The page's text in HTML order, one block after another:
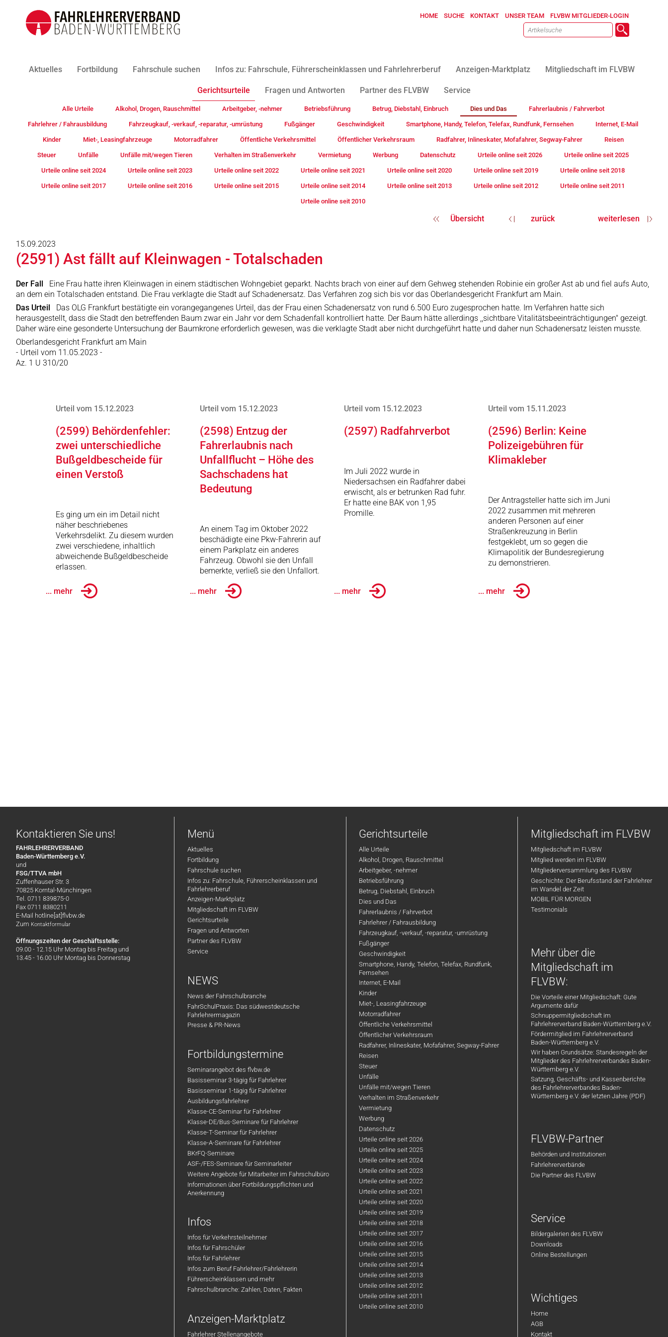
HOME SUCHE KONTAKT UNSER TEAM FLVBW MITGLIEDER-LOGIN
Aktuelles Fortbildung Fahrschule suchen Infos zu: Fahrschule, Führerscheinklassen und Fahrlehrerberuf Anzeigen-Marktplatz Mitgliedschaft im FLVBW
Gerichtsurteile Fragen und Antworten Partner des FLVBW Service
Alle Urteile Alkohol, Drogen, Rauschmittel Arbeitgeber, -nehmer Betriebsführung Betrug, Diebstahl, Einbruch Dies und Das Fahrerlaubnis / Fahrverbot
Fahrlehrer / Fahrausbildung Fahrzeugkauf, -verkauf, -reparatur, -umrüstung Fußgänger Geschwindigkeit Smartphone, Handy, Telefon, Telefax, Rundfunk, Fernsehen Internet, E-Mail
Kinder Miet-, Leasingfahrzeuge Motorradfahrer Öffentliche Verkehrsmittel Öffentlicher Verkehrsraum Radfahrer, Inlineskater, Mofafahrer, Segway-Fahrer Reisen
Steuer Unfälle Unfälle mit/wegen Tieren Verhalten im Straßenverkehr Vermietung Werbung Datenschutz Urteile online seit 2026 Urteile online seit 2025
Urteile online seit 2024 Urteile online seit 2023 Urteile online seit 2022 Urteile online seit 2021 Urteile online seit 2020 Urteile online seit 2019 Urteile online seit 2018
Urteile online seit 2017 Urteile online seit 2016 Urteile online seit 2015 Urteile online seit 2014 Urteile online seit 2013 Urteile online seit 2012 Urteile online seit 2011
Urteile online seit 2010
Übersicht zurück weiterlesen
15.09.2023
(2591) Ast fällt auf Kleinwagen - Totalschaden
Der Fall
Eine Frau hatte ihren Kleinwagen in einem städtischen Wohngebiet geparkt. Nachts brach von einer auf dem Gehweg stehenden Robinie ein großer Ast ab und fiel aufs Auto,
an dem ein Totalschaden entstand. Die Frau verklagte die Stadt auf Schadenersatz. Das Verfahren zog sich bis vor das Oberlandesgericht Frankfurt am Main.
Das Urteil
Das OLG Frankfurt bestätigte ein vorangegangenes Urteil, das der Frau einen Schadenersatz von rund 6.500 Euro zugesprochen hatte. Im Verfahren hatte sich
herausgestellt, dass die Stadt den betreffenden Baum zwar ein Jahr vor dem Schadenfall kontrolliert hatte. Der Baum hätte allerdings ,,sichtbare Vitalitätsbeeinträchtigungen" gezeigt.
Daher wäre eine gesonderte Untersuchung der Baumkrone erforderlich gewesen, was die verklagte Stadt aber nicht durchgeführt hatte und daher nun Schadenersatz leisten musste.
Oberlandesgericht Frankfurt am Main
- Urteil vom 11.05.2023 -
Az. 1 U 310/20
Urteil vom 15.12.2023
(2599) Behördenfehler:
zwei unterschiedliche
Bußgeldbescheide für
einen Verstoß
Es ging um ein im Detail nicht
näher beschriebenes
Verkehrsdelikt. Zu diesem wurden
zwei verschiedene, inhaltlich
abweichende Bußgeldbescheide
erlassen.
... mehr
Urteil vom 15.12.2023
(2598) Entzug der
Fahrerlaubnis nach
Unfallflucht – Höhe des
Sachschadens hat
Bedeutung
An einem Tag im Oktober 2022
beschädigte eine Pkw-Fahrerin auf
einem Parkplatz ein anderes
Fahrzeug. Obwohl sie den Unfall
bemerkte, verließ sie den Unfallort.
... mehr
Urteil vom 15.12.2023
(2597) Radfahrverbot
Im Juli 2022 wurde in
Niedersachsen ein Radfahrer dabei
erwischt, als er betrunken Rad fuhr.
Er hatte eine BAK von 1,95
Promille.
... mehr
Urteil vom 15.11.2023
(2596) Berlin: Keine
Polizeigebühren für
Klimakleber
Der Antragsteller hatte sich im Juni
2022 zusammen mit mehreren
anderen Personen auf einer
Straßenkreuzung in Berlin
festgeklebt, um so gegen die
Klimapolitik der Bundesregierung
zu demonstrieren.
... mehr
Kontaktieren Sie uns!
FAHRLEHRERVERBAND
Baden-Württemberg e.V.
und
FSG/TTVA mbH
Zuffenhauser Str. 3
70825 Korntal-Münchingen
Tel. 0711 839875-0
Fax 0711 8380211
E-Mail hotline[at]flvbw.de
Zum Kontaktformular
Öffnungszeiten der Geschäftsstelle:
09.00 - 12.15 Uhr Montag bis Freitag und
13.45 - 16.00 Uhr Montag bis Donnerstag
Menü
Aktuelles
Fortbildung
Fahrschule suchen
Infos zu: Fahrschule, Führerscheinklassen und
Fahrlehrerberuf
Anzeigen-Marktplatz
Mitgliedschaft im FLVBW
Gerichtsurteile
Fragen und Antworten
Partner des FLVBW
Service
NEWS
News der Fahrschulbranche
FahrSchulPraxis: Das südwestdeutsche
Fahrlehrermagazin
Presse & PR-News
Fortbildungstermine
Seminarangebot des flvbw.de
Basisseminar 3-tägig für Fahrlehrer
Basisseminar 1-tägig für Fahrlehrer
Ausbildungsfahrlehrer
Klasse-CE-Seminar für Fahrlehrer
Klasse-DE/Bus-Seminare für Fahrlehrer
Klasse-T-Seminar für Fahrlehrer
Klasse-A-Seminare für Fahrlehrer
BKrFQ-Seminare
ASF-/FES-Seminare für Seminarleiter
Weitere Angebote für Mitarbeiter im Fahrschulbüro
Informationen über Fortbildungspflichten und
Anerkennung
Infos
Infos für Verkehrsteilnehmer
Infos für Fahrschüler
Infos für Fahrlehrer
Infos zum Beruf Fahrlehrer/Fahrlehrerin
Führerscheinklassen und mehr
Fahrschulbranche: Zahlen, Daten, Fakten
Anzeigen-Marktplatz
Fahrlehrer Stellenangebote
Gerichtsurteile
Alle Urteile
Alkohol, Drogen, Rauschmittel
Arbeitgeber, -nehmer
Betriebsführung
Betrug, Diebstahl, Einbruch
Dies und Das
Fahrerlaubnis / Fahrverbot
Fahrlehrer / Fahrausbildung
Fahrzeugkauf, -verkauf, -reparatur, -umrüstung
Fußgänger
Geschwindigkeit
Smartphone, Handy, Telefon, Telefax, Rundfunk,
Fernsehen
Internet, E-Mail
Kinder
Miet-, Leasingfahrzeuge
Motorradfahrer
Öffentliche Verkehrsmittel
Öffentlicher Verkehrsraum
Radfahrer, Inlineskater, Mofafahrer, Segway-Fahrer
Reisen
Steuer
Unfälle
Unfälle mit/wegen Tieren
Verhalten im Straßenverkehr
Vermietung
Werbung
Datenschutz
Urteile online seit 2026
Urteile online seit 2025
Urteile online seit 2024
Urteile online seit 2023
Urteile online seit 2022
Urteile online seit 2021
Urteile online seit 2020
Urteile online seit 2019
Urteile online seit 2018
Urteile online seit 2017
Urteile online seit 2016
Urteile online seit 2015
Urteile online seit 2014
Urteile online seit 2013
Urteile online seit 2012
Urteile online seit 2011
Urteile online seit 2010
Mitgliedschaft im FLVBW
Mitgliedschaft im FLVBW
Mitglied werden im FLVBW
Mitgliederversammlung des FLVBW
Geschichte: Der Berufsstand der Fahrlehrer
im Wandel der Zeit
MOBIL FÜR MORGEN
Testimonials
Mehr über die
Mitgliedschaft im
FLVBW:
Die Vorteile einer Mitgliedschaft: Gute
Argumente dafür
Schnuppermitgliedschaft im
Fahrlehrerverband Baden-Württemberg e.V.
Fördermitglied im Fahrlehrerverband
Baden-Württemberg e.V.
Wir haben Grundsätze: Standesregeln der
Mitglieder des Fahrlehrerverbandes Baden-
Württemberg e.V.
Satzung, Geschäfts- und Kassenberichte
des Fahrlehrerverbandes Baden-
Württemberg e.V. der letzten Jahre (PDF)
FLVBW-Partner
Behörden und Institutionen
Fahrlehrerverbände
Die Partner des FLVBW
Service
Bildergalerien des FLVBW
Downloads
Online Bestellungen
Wichtiges
Home
AGB
Kontakt